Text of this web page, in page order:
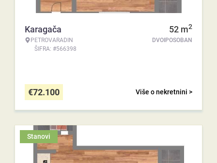
Karagača
PETROVARADIN
ŠIFRA: #566398
52 m2
DVOIPOSOBAN
Više o nekretnini >
€72.100
Stanovi